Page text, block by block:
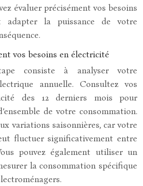
évaluer précisément vos besoins
adapter la puissance de votre
vos besoins en électricité
consiste à analyser votre
annuelle. Consultez vos
des 12 derniers mois pour
de votre consommation.
variations saisonnières, car votre
fluctuer significativement entre
pouvez également utiliser un
la consommation spécifique